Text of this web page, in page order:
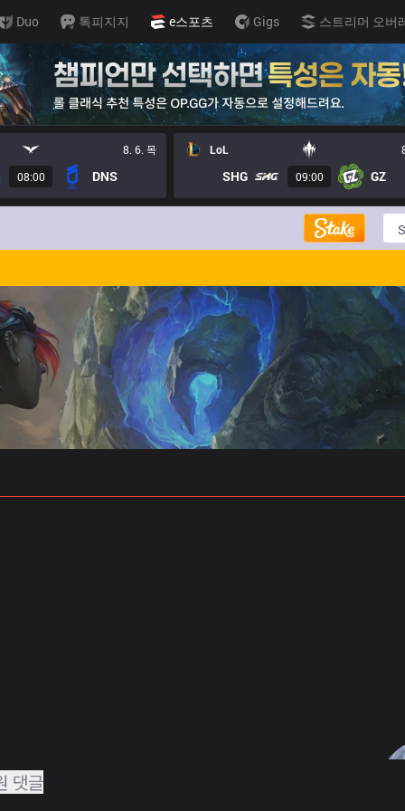
Duo 톡피지지 e스포츠 Gigs 스트리머 오버
8. 6. 목
08:00 DNS
LoL
SHG 09:00 GZ
댓글